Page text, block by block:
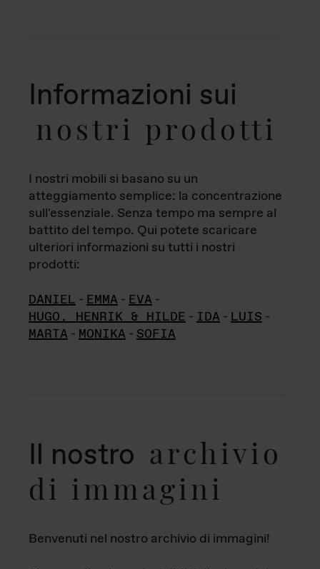
Informazioni sui
nostri prodotti
I nostri mobili si basano su un
atteggiamento semplice: la concentrazione
sull'essenziale. Senza tempo ma sempre al
battito del tempo. Qui potete scaricare
ulteriori informazioni su tutti i nostri
prodotti:
DANIEL - EMMA - EVA -
HUGO, HENRIK & HILDE - IDA - LUIS -
MARTA - MONIKA - SOFIA
Il nostro archivio
di immagini
Benvenuti nel nostro archivio di immagini!